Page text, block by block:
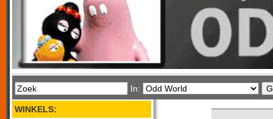
In:
WINKELS: